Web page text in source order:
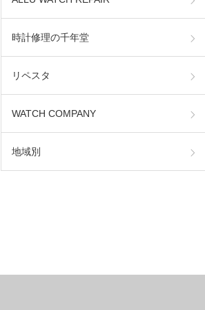
時計修理の千年堂
リペスタ
WATCH COMPANY
地域別